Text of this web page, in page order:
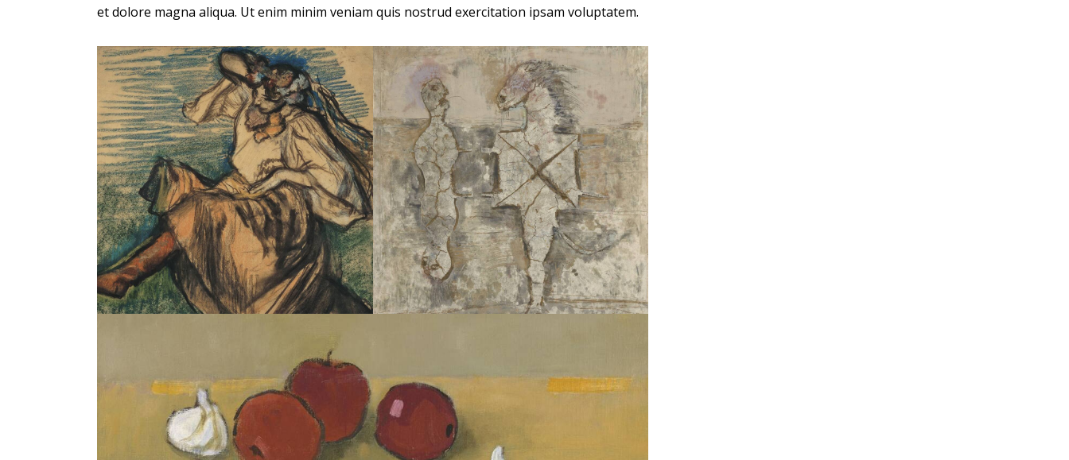
et dolore magna aliqua. Ut enim minim veniam quis nostrud exercitation ipsam voluptatem.